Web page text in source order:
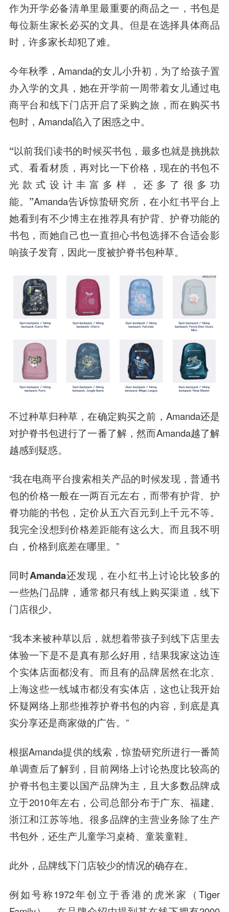
作为开学必备清单里最重要的商品之一，书包是
每位新生家长必买的文具。但是在选择具体商品
时，许多家长却犯了难。
今年秋季，Amanda的女儿小升初，为了给孩子置
办入学的文具，她在开学前一周带着女儿通过电
商平台和线下门店开启了采购之旅，而在购买书
包时，Amanda陷入了困惑之中。
“以前我们读书的时候买书包，最多也就是挑挑款
式、看看材质，再对比一下价格，现在的书包不
光款式设计丰富多样，还多了很多功
能。”Amanda告诉惊蛰研究所，在小红书平台上
她看到有不少博主在推荐具有护背、护脊功能的
书包，而她自己也一直担心书包选择不合适会影
响孩子发育，因此一度被护脊书包种草。
不过种草归种草，在确定购买之前，Amanda还是
对护脊书包进行了一番了解，然而Amanda越了解
越感到疑惑。
“我在电商平台搜索相关产品的时候发现，普通书
包的价格一般在一两百元左右，而带有护背、护
脊功能的书包，定价从五六百元到上千元不等。
我完全没想到价格差距能有这么大。而且我不明
白，价格到底差在哪里。”
同时Amanda还发现，在小红书上讨论比较多的
一些热门品牌，通常都只有线上购买渠道，线下
门店很少。
“我本来被种草以后，就想着带孩子到线下店里去
体验一下是不是真有那么好用，结果我家这边连
个实体店面都没有。而且有的品牌居然在北京、
上海这些一线城市都没有实体店，这也让我开始
怀疑网络上那些推荐护脊书包的内容，到底是真
实分享还是商家做的广告。”
根据Amanda提供的线索，惊蛰研究所进行一番简
单调查后了解到，目前网络上讨论热度比较高的
护脊书包主要以国产品牌为主，且大多数品牌成
立于2010年左右，公司总部分布于广东、福建、
浙江和江苏等地。很多品牌的主营业务除了生产
书包外，还生产儿童学习桌椅、童装童鞋。
此外，品牌线下门店较少的情况的确存在。
例如号称1972年创立于香港的虎米家（Tiger